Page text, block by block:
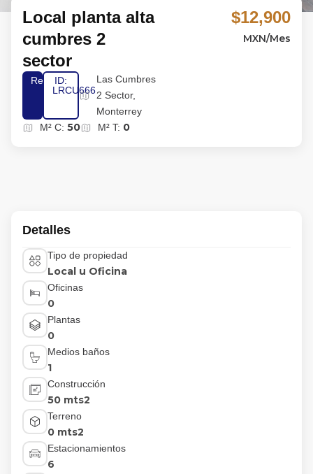
Local planta alta
cumbres 2
sector
RentaID:
LRCU666
Las Cumbres
2 Sector,
Monterrey
M² C: 50 M² T: 0
$12,900
MXN/Mes
Detalles
Tipo de propiedad
Local u Oficina
Oficinas
0
Plantas
0
Medios baños
1
Construcción
50 mts2
Terreno
0 mts2
Estacionamientos
6